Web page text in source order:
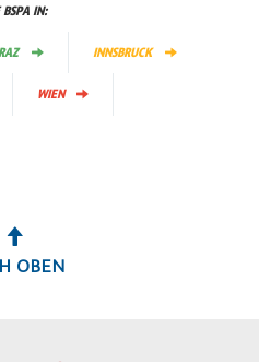
IN:
INNSBRUCK
WIEN
OBEN